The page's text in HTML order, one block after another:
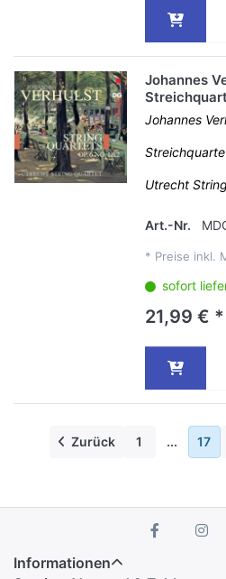
Johannes
Johannes
Utrecht
Art.-Nr.
* Preise inkl.
sofort
21,99 € *
Zurück 1 ... 17
Informationen